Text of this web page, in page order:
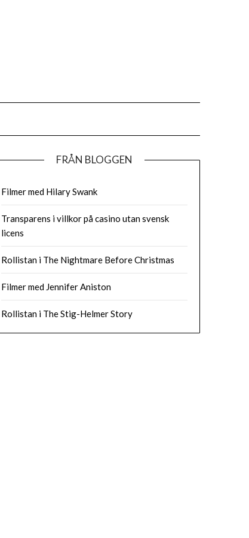
FRÅN BLOGGEN
Filmer med Hilary Swank
Transparens i villkor på casino utan svensk
licens
Rollistan i The Nightmare Before Christmas
Filmer med Jennifer Aniston
Rollistan i The Stig-Helmer Story